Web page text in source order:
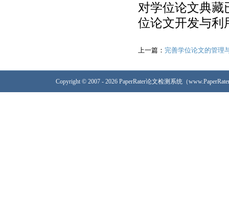
对学位论文典藏
位论文开发与利
上一篇： 完善学位论文的管理
Copyright © 2007 - 2026 PaperRater论文检测系统（